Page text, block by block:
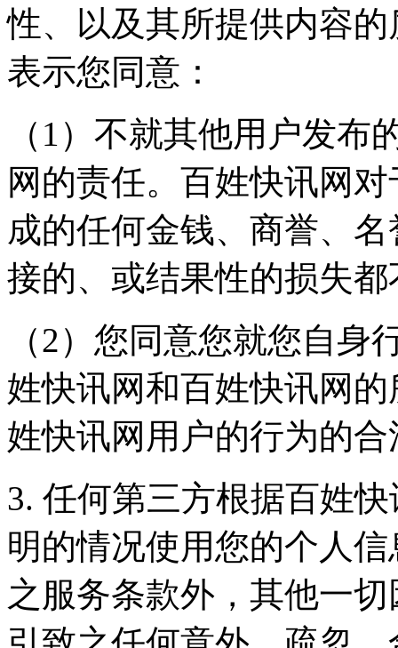
性、以及其所提供内容
表示您同意：
（1）不就其他用户发
网的责任。百姓快讯网
成的任何金钱、商誉、
接的、或结果性的损失
（2）您同意您就您自
姓快讯网和百姓快讯网
姓快讯网用户的行为的
3. 任何第三方根据百姓
明的情况使用您的个人
之服务条款外，其他一